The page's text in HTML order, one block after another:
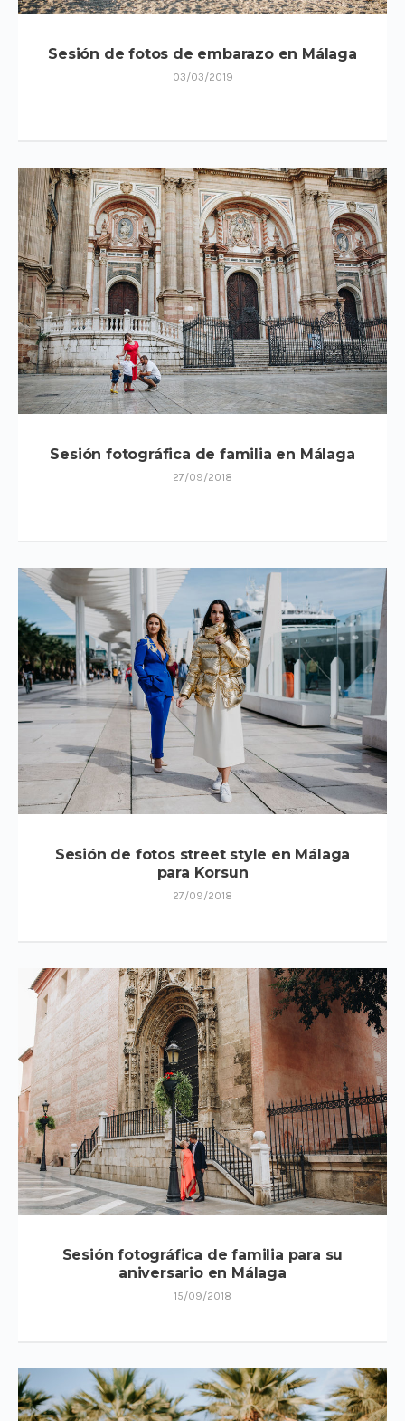
Sesión de fotos de embarazo en Málaga
03/03/2019
Sesión fotográfica de familia en Málaga
27/09/2018
Sesión de fotos street style en Málaga
para Korsun
27/09/2018
Sesión fotográfica de familia para su
aniversario en Málaga
15/09/2018